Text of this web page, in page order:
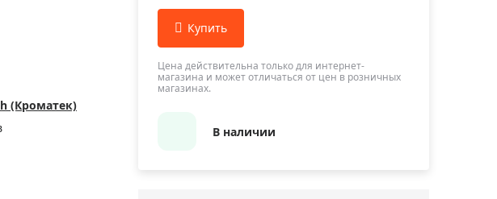
постеры, литература
Влагомеры (датчики влажности)
Измерители параметров окружающей
среды
Видеоэндоскопы
(Кроматек)
Цена действительна только для интернет-
магазина и может отличаться от цен в розничных
магазинах.
В наличии